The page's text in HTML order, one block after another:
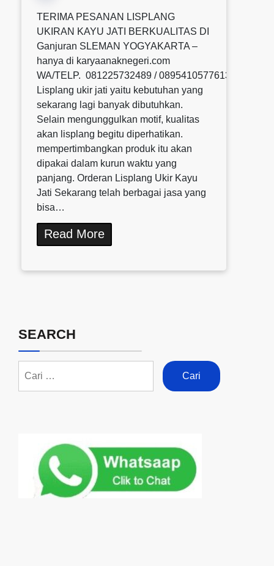
TERIMA PESANAN LISPLANG
UKIRAN KAYU JATI BERKUALITAS DI
Ganjuran SLEMAN YOGYAKARTA –
hanya di karyaanaknegeri.com
WA/TELP. 081225732489 / 0895410577613 /
Lisplang ukir jati yaitu kebutuhan yang
sekarang lagi banyak dibutuhkan.
Selain mengunggulkan motif, kualitas
akan lisplang begitu diperhatikan.
mempertimbangkan produk itu akan
dipakai dalam kurun waktu yang
panjang. Orderan Lisplang Ukir Kayu
Jati Sekarang telah berbagai jasa yang
bisa…
Read More
SEARCH